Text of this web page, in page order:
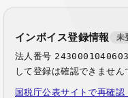
インボイス登録情報 未
法人番号 2430001040603
して登録は確認できません
国税庁公表サイトで再確